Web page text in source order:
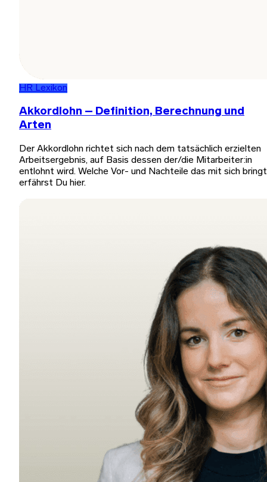
HR Lexikon
Akkordlohn – Definition, Berechnung und
Arten
Der Akkordlohn richtet sich nach dem tatsächlich erzielten
Arbeitsergebnis, auf Basis dessen der/die Mitarbeiter:in
entlohnt wird. Welche Vor- und Nachteile das mit sich
erfährst Du hier.